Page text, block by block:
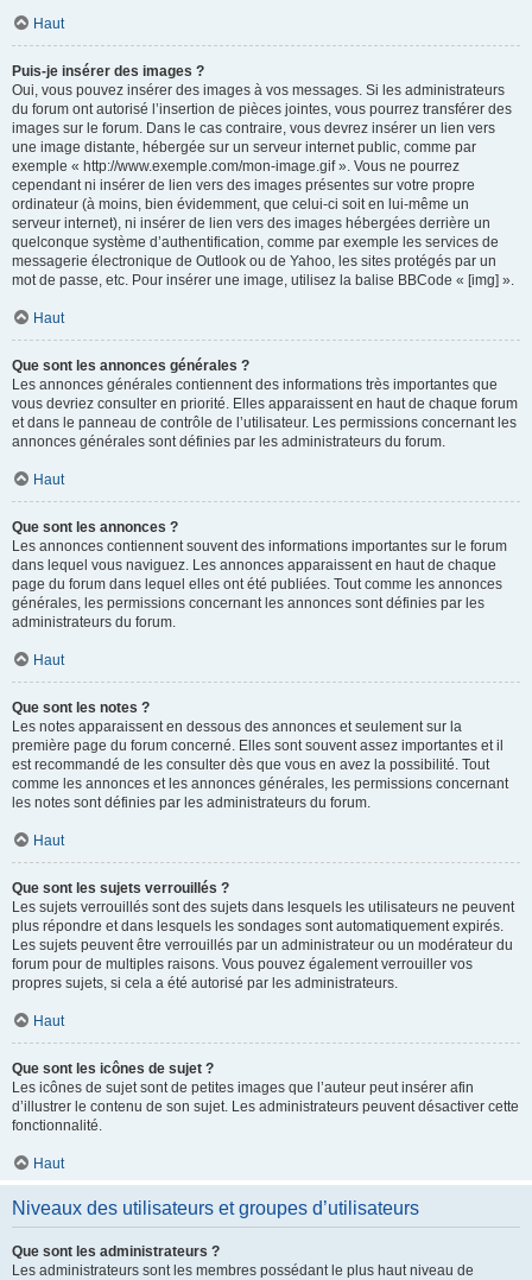
Haut
Puis-je insérer des images ?
Oui, vous pouvez insérer des images à vos messages. Si les administrateurs
du forum ont autorisé l’insertion de pièces jointes, vous pourrez transférer des
images sur le forum. Dans le cas contraire, vous devrez insérer un lien vers
une image distante, hébergée sur un serveur internet public, comme par
exemple « http://www.exemple.com/mon-image.gif ». Vous ne pourrez
cependant ni insérer de lien vers des images présentes sur votre propre
ordinateur (à moins, bien évidemment, que celui-ci soit en lui-même un
serveur internet), ni insérer de lien vers des images hébergées derrière un
quelconque système d’authentification, comme par exemple les services de
messagerie électronique de Outlook ou de Yahoo, les sites protégés par un
mot de passe, etc. Pour insérer une image, utilisez la balise BBCode « [img] ».
Haut
Que sont les annonces générales ?
Les annonces générales contiennent des informations très importantes que
vous devriez consulter en priorité. Elles apparaissent en haut de chaque forum
et dans le panneau de contrôle de l’utilisateur. Les permissions concernant les
annonces générales sont définies par les administrateurs du forum.
Haut
Que sont les annonces ?
Les annonces contiennent souvent des informations importantes sur le forum
dans lequel vous naviguez. Les annonces apparaissent en haut de chaque
page du forum dans lequel elles ont été publiées. Tout comme les annonces
générales, les permissions concernant les annonces sont définies par les
administrateurs du forum.
Haut
Que sont les notes ?
Les notes apparaissent en dessous des annonces et seulement sur la
première page du forum concerné. Elles sont souvent assez importantes et il
est recommandé de les consulter dès que vous en avez la possibilité. Tout
comme les annonces et les annonces générales, les permissions concernant
les notes sont définies par les administrateurs du forum.
Haut
Que sont les sujets verrouillés ?
Les sujets verrouillés sont des sujets dans lesquels les utilisateurs ne peuvent
plus répondre et dans lesquels les sondages sont automatiquement expirés.
Les sujets peuvent être verrouillés par un administrateur ou un modérateur du
forum pour de multiples raisons. Vous pouvez également verrouiller vos
propres sujets, si cela a été autorisé par les administrateurs.
Haut
Que sont les icônes de sujet ?
Les icônes de sujet sont de petites images que l’auteur peut insérer afin
d’illustrer le contenu de son sujet. Les administrateurs peuvent désactiver cette
fonctionnalité.
Haut
Niveaux des utilisateurs et groupes d’utilisateurs
Que sont les administrateurs ?
Les administrateurs sont les membres possédant le plus haut niveau de